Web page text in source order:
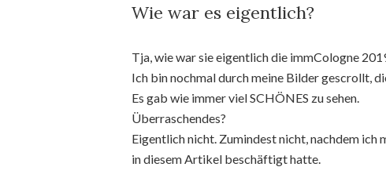
Wie war es eigentlich?
Tja, wie war sie eigentlich die immCologne
Ich bin nochmal durch meine Bilder gescrollt,
Es gab wie immer viel SCHÖNES zu sehen.
Überraschendes?
Eigentlich nicht. Zumindest nicht, nachdem ich
in diesem Artikel beschäftigt hatte.